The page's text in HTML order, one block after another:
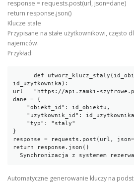
response = requests.post(url, json=dane)
return response.json()
Klucze stałe
Przypisane na stałe użytkownikowi, często
najemców.
Przykład:
      def utworz_klucz_staly(id_obiektu,
id_uzytkownika):
url = "https://api.zamki-
dane = {
}
response = requests.post(url,
return response.json()
Synchronizacja z systemem
Automatyczne generowanie kluczy na